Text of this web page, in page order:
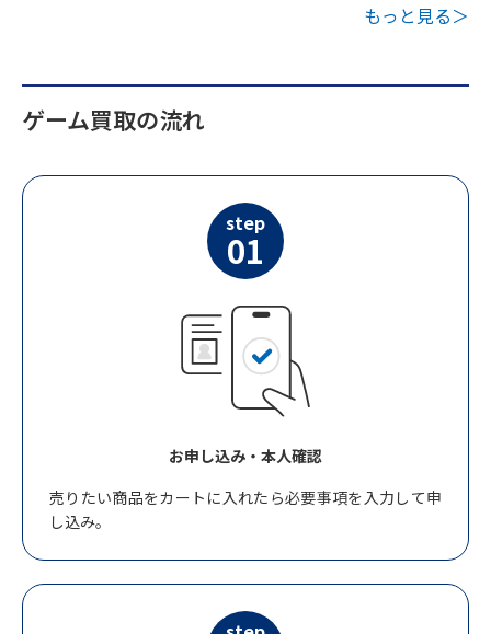
もっと見る＞
ゲーム買取の流れ
step
01
お申し込み・本人確認
売りたい商品をカートに入れたら必要事項を入力して申
し込み。